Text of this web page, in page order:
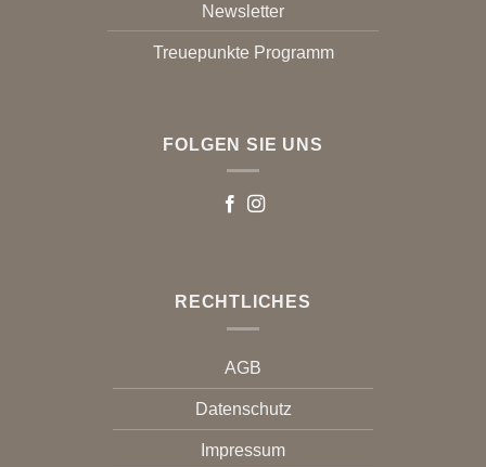
Newsletter
Treuepunkte Programm
FOLGEN SIE UNS
RECHTLICHES
AGB
Datenschutz
Impressum